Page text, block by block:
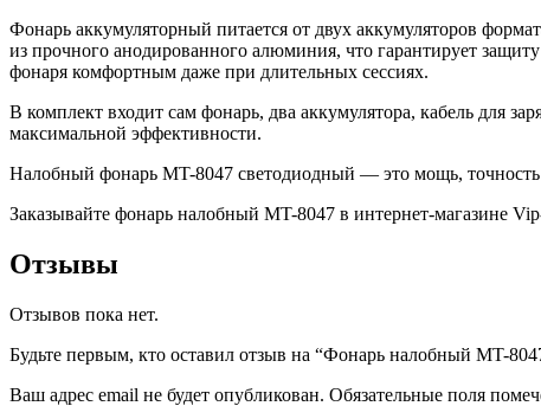
Фонарь аккумуляторный питается от двух аккумуляторов
из прочного анодированного алюминия, что гарантирует
фонаря комфортным даже при длительных сессиях.
В комплект входит сам фонарь, два аккумулятора, кабель для
максимальной эффективности.
Налобный фонарь MT-8047 светодиодный — это мощь, точность
Заказывайте фонарь налобный MT-8047 в интернет-магазине
Отзывы
Отзывов пока нет.
Будьте первым, кто оставил отзыв на “Фонарь налобный MT-
Ваш адрес email не будет опубликован. Обязательные поля